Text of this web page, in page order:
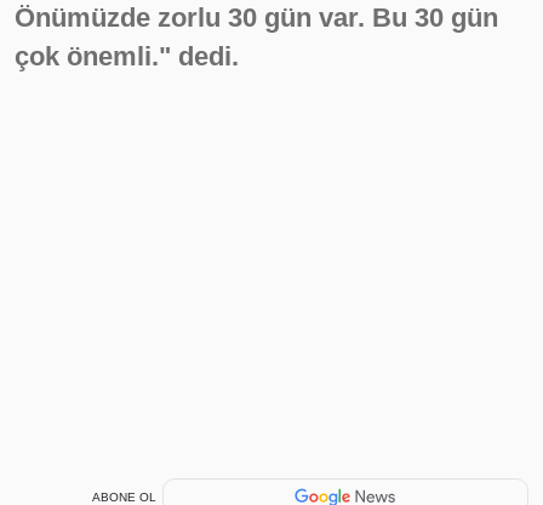
Önümüzde zorlu 30 gün var. Bu 30 gün
çok önemli." dedi.
ABONE OL